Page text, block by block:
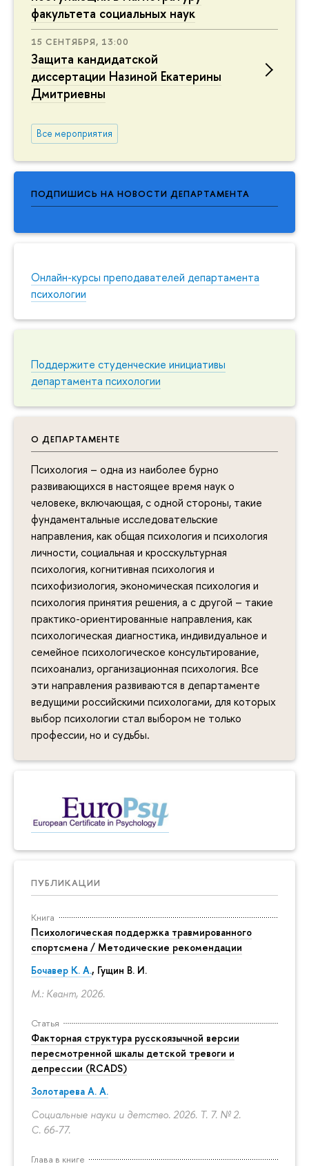
факультета социальных наук
15 СЕНТЯБРЯ, 13:00
Защита кандидатской
диссертации Назиной Екатерины
Дмитриевны
Все мероприятия
ПОДПИШИСЬ НА НОВОСТИ ДЕПАРТАМЕНТА
Онлайн-курсы преподавателей департамента
психологии
Поддержите студенческие инициативы
департамента психологии
О ДЕПАРТАМЕНТЕ
Психология – одна из наиболее бурно
развивающихся в настоящее время наук о
человеке, включающая, с одной стороны, такие
фундаментальные исследовательские
направления, как общая психология и психология
личности, социальная и кросскультурная
психология, когнитивная психология и
психофизиология, экономическая психология и
психология принятия решения, а с другой – такие
практико-ориентированные направления, как
психологическая диагностика, индивидуальное и
семейное психологическое консультирование,
психоанализ, организационная психология. Все
эти направления развиваются в департаменте
ведущими российскими психологами, для которых
выбор психологии стал выбором не только
профессии, но и судьбы.
ПУБЛИКАЦИИ
Книга
Психологическая поддержка травмированного
спортсмена / Методические рекомендации
Бочавер К. А., Гущин В. И.
М.: Квант, 2026.
Статья
Факторная структура русскоязычной версии
пересмотренной шкалы детской тревоги и
депрессии (RCADS)
Золотарева А. А.
Социальные науки и детство. 2026. Т. 7. № 2.
С. 66-77.
Глава в книге